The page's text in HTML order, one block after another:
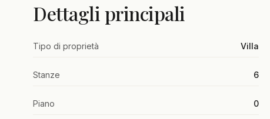
Dettagli principali
Tipo di proprietà Villa
Stanze 6
Piano 0